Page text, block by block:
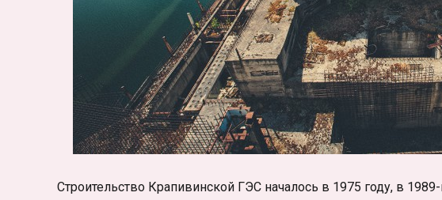
Строительство Крапивинской ГЭС началось в 1975 году, в